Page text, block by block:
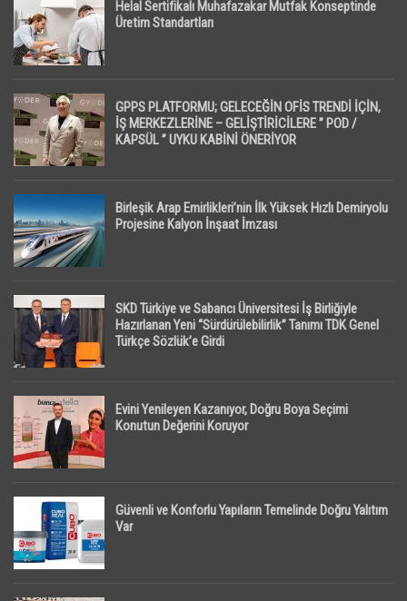
Helal Sertifikalı Muhafazakar Mutfak Konseptinde
Üretim Standartları
GPPS PLATFORMU; GELECEĞİN OFİS TRENDİ İÇİN,
İŞ MERKEZLERİNE – GELİŞTİRİCİLERE ” POD /
KAPSÜL ” UYKU KABİNİ ÖNERİYOR
Birleşik Arap Emirlikleri’nin İlk Yüksek Hızlı Demiryolu
Projesine Kalyon İnşaat İmzası
SKD Türkiye ve Sabancı Üniversitesi İş Birliğiyle
Hazırlanan Yeni “Sürdürülebilirlik” Tanımı TDK Genel
Türkçe Sözlük’e Girdi
Evini Yenileyen Kazanıyor, Doğru Boya Seçimi
Konutun Değerini Koruyor
Güvenli ve Konforlu Yapıların Temelinde Doğru Yalıtım
Var